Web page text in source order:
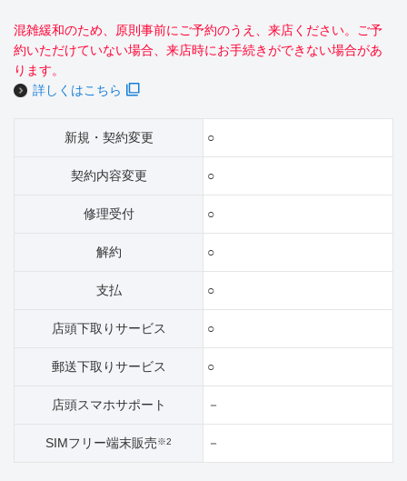
混雑緩和のため、原則事前にご予約のうえ、来店ください。ご予
約いただけていない場合、来店時にお手続きができない場合があ
ります。
詳しくはこちら
新規・契約変更 ○
契約内容変更 ○
修理受付 ○
解約 ○
支払 ○
店頭下取りサービス ○
郵送下取りサービス ○
店頭スマホサポート －
SIMフリー端末販売※2 －